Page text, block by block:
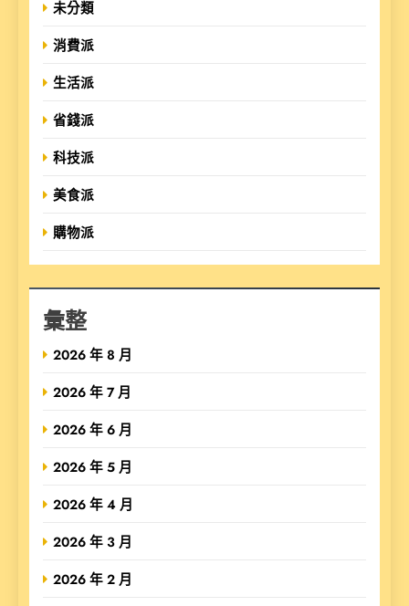
未分類
消費派
生活派
省錢派
科技派
美食派
購物派
彙整
2026 年 8 月
2026 年 7 月
2026 年 6 月
2026 年 5 月
2026 年 4 月
2026 年 3 月
2026 年 2 月